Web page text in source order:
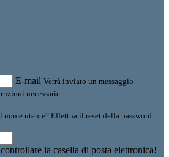
E-mail Verrà inviato un messaggio
necessarie.
nome utente? Effettua il reset della password
la casella di posta elettronica!